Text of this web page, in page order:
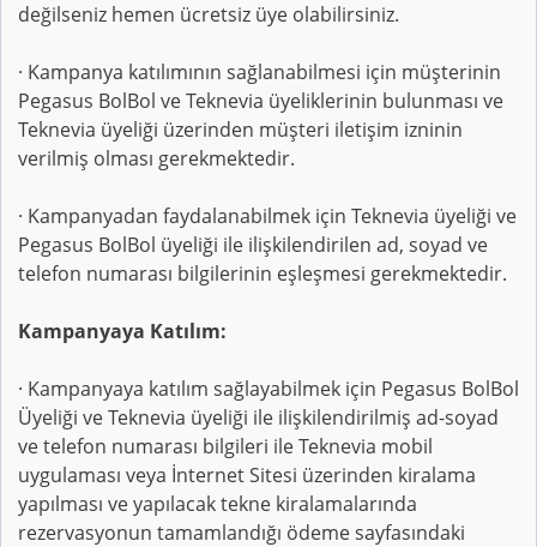
değilseniz hemen ücretsiz üye olabilirsiniz.
· Kampanya katılımının sağlanabilmesi için müşterinin
Pegasus BolBol ve Teknevia üyeliklerinin bulunması ve
Teknevia üyeliği üzerinden müşteri iletişim izninin
verilmiş olması gerekmektedir.
· Kampanyadan faydalanabilmek için Teknevia üyeliği ve
Pegasus BolBol üyeliği ile ilişkilendirilen ad, soyad ve
telefon numarası bilgilerinin eşleşmesi gerekmektedir.
Kampanyaya Katılım:
· Kampanyaya katılım sağlayabilmek için Pegasus BolBol
Üyeliği ve Teknevia üyeliği ile ilişkilendirilmiş ad-soyad
ve telefon numarası bilgileri ile Teknevia mobil
uygulaması veya İnternet Sitesi üzerinden kiralama
yapılması ve yapılacak tekne kiralamalarında
rezervasyonun tamamlandığı ödeme sayfasındaki